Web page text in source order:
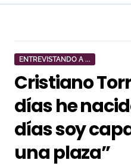
ENTREVISTANDO A ...
Cristiano
días he
días soy
una plaza”